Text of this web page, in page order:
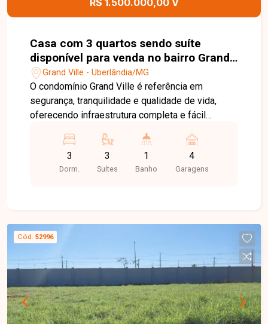
para morar em uma localização estratégica de
R$ 1.500.000,00 V
Casa com 3 quartos sendo suíte
disponível para venda no bairro Grand
Ville em Uberlândia-MG
Grand Ville - Uberlândia/MG
O condomínio Grand Ville é referência em
segurança, tranquilidade e qualidade de vida,
oferecendo infraestrutura completa e fácil
para quem busca morar com conforto,
exclusividade e em um ambiente planejado para
toda a família. Sala de TV, sala de jantar, 3 suítes,
cobertas. Residência com projeto
contemporâneo, ambientes amplos e integrados,
acabamentos de alto padrão, automação nos
interruptores de iluminação e sistema de
aquecimento solar. Como diferencial, o imóvel
permite ao comprador escolher entre piscina ou
spa, personalizando o projeto conforme seu
3
Dorm.
3
Suítes
1
Banho
4
Garagens
Cód. 52996